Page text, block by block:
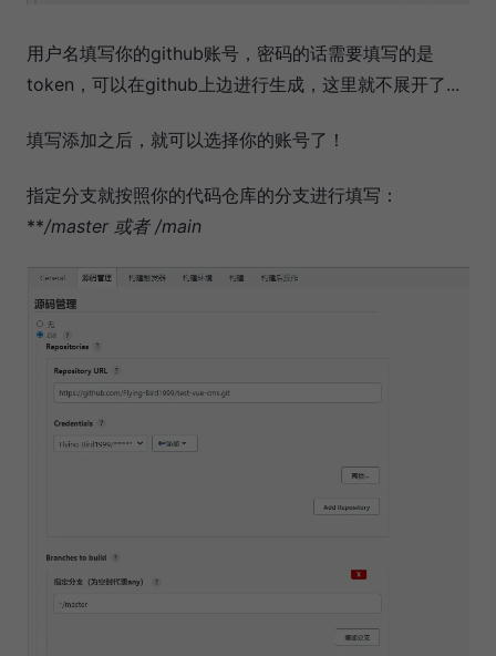
用户名填写你的github账号，密码的话需要填写的是
token，可以在github上边进行生成，这里就不展开了...
填写添加之后，就可以选择你的账号了！
指定分支就按照你的代码仓库的分支进行填写：
**/master 或者 /main